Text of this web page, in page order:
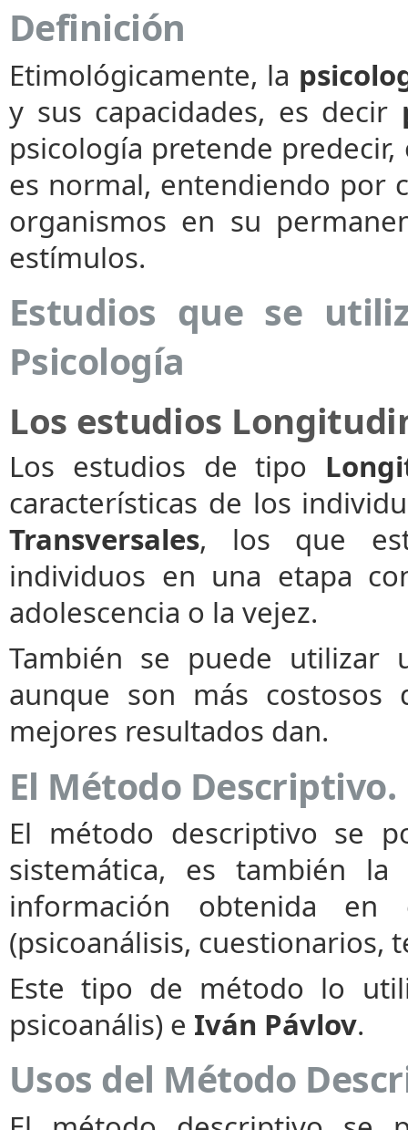
Definición
Etimológicamente, la
y sus capacidades, es decir
psicología pretende
es normal, entendiendo por
organismos en su
estímulos.
Estudios que se
Psicología
Los estudios
Los estudios de tipo
características de los
Transversales, los que
individuos en una etapa
adolescencia o la vejez.
También se puede utilizar
aunque son más
mejores resultados dan.
El Método
El método descriptivo se
sistemática, es también
información obtenida
(psicoanálisis, cuestionarios,
Este tipo de método lo
psicoanális) e Iván Pávlov.
Usos del Método